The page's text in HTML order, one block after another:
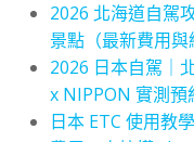
2026 北海道自駕
景點（最新費用與
2026 日本自駕｜
x NIPPON 實測預
日本 ETC 使用教